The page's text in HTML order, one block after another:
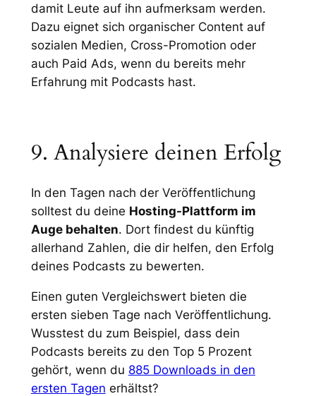
damit Leute auf ihn aufmerksam werden.
Dazu eignet sich organischer Content auf
sozialen Medien, Cross-Promotion oder
auch Paid Ads, wenn du bereits mehr
Erfahrung mit Podcasts hast.
9. Analysiere deinen Erfolg
In den Tagen nach der Veröffentlichung
solltest du deine Hosting-Plattform im
Auge behalten. Dort findest du künftig
allerhand Zahlen, die dir helfen, den Erfolg
deines Podcasts zu bewerten.
Einen guten Vergleichswert bieten die
ersten sieben Tage nach Veröffentlichung.
Wusstest du zum Beispiel, dass dein
Podcasts bereits zu den Top 5 Prozent
gehört, wenn du 885 Downloads in den
ersten Tagen erhältst?